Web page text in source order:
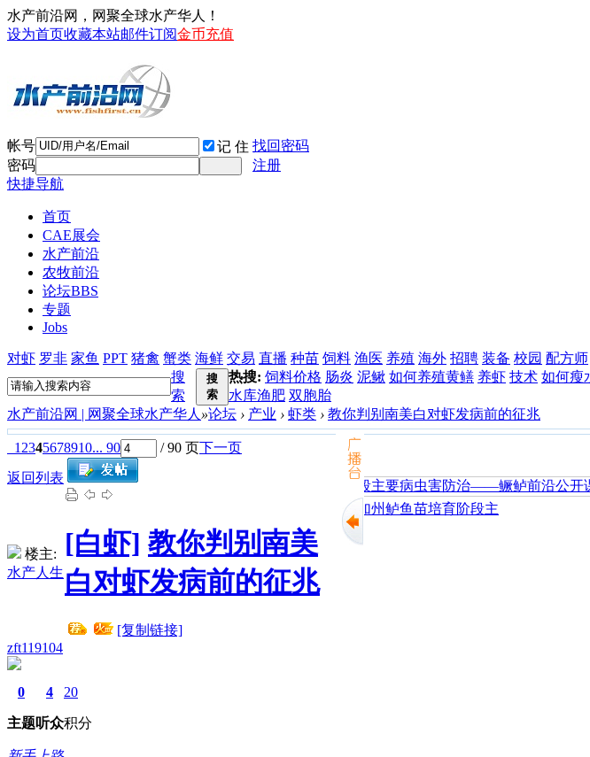
水产前沿网，网聚全球水产华人！
设为首页收藏本站邮件订阅金币充值
帐号 记 住 找回密码
密码
注册
快捷导航
首页
CAE展会
水产前沿
农牧前沿
论坛BBS
专题
Jobs
对虾 罗非 家鱼 PPT 猪禽 蟹类 海鲜 交易 直播 种苗 饲料 渔医 养殖 海外 招聘 装备 校园 配方师
搜
索
搜
索
热搜: 饲料价格 肠炎 泥鳅 如何养殖黄鳝 养虾 技术 如何瘦
水库渔肥 双胞胎
水产前沿网 | 网聚全球水产华人 »论坛 › 产业 › 虾类 › 教你判别南美白对虾发病前的征兆
加州鲈鱼苗培育阶段主
1 2345678910... 90 / 90 页下一页
返回列表
楼主:
水产人生
[白虾] 教你判别南美
白对虾发病前的征兆
[复制链接]
zft119104
0
主题
4
听众
20
积分